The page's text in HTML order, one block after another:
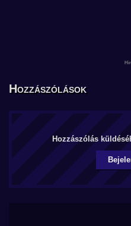
Hozzászólások
Hozzászólás